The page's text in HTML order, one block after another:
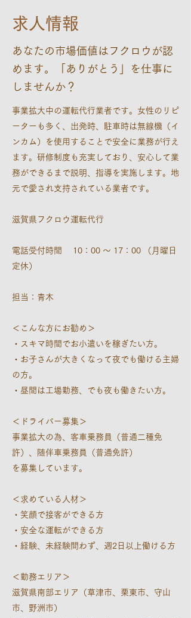
求人情報
あなたの市場価値はフクロウが認
めます。「ありがとう」を仕事に
しませんか？
事業拡大中の運転代行業者です。女性のリピ
ーターも多く、出発時、駐車時は無線機（イ
ンカム）を使用することで安全に業務が行え
ます。研修制度も充実しており、安心して業
務ができるまで説明、指導を実施します。地
元で愛され支持されている業者です。
滋賀県フクロウ運転代行
電話受付時間 10：00 ～ 17：00 （月曜日
定休）
担当：青木
＜こんな方にお勧め＞
・スキマ時間でお小遣いを稼ぎたい方。
・お子さんが大きくなって夜でも働ける主婦
の方。
・昼間は工場勤務、でも夜も働きたい方。
＜ドライバー募集＞
事業拡大の為、客車乗務員（普通二種免
許）、随伴車乗務員（普通免許）
を募集しています。
＜求めている人材＞
・笑顔で接客ができる方
・安全な運転ができる方
・経験、未経験問わず、週2日以上働ける方
＜勤務エリア＞
滋賀県南部エリア（草津市、栗東市、守山
市、野洲市）